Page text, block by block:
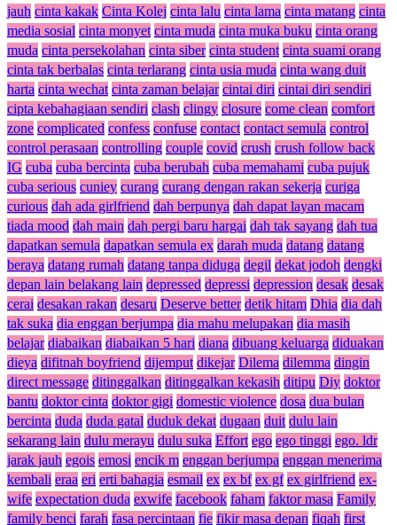
jauh cinta kakak Cinta Kolej cinta lalu cinta lama cinta matang cinta
media sosial cinta monyet cinta muda cinta muka buku cinta orang
muda cinta persekolahan cinta siber cinta student cinta suami orang
cinta tak berbalas cinta terlarang cinta usia muda cinta wang duit
harta cinta wechat cinta zaman belajar cintai diri cintai diri sendiri
cipta kebahagiaan sendiri clash clingy closure come clean comfort
zone complicated confess confuse contact contact semula control
control perasaan controlling couple covid crush crush follow back
IG cuba cuba bercinta cuba berubah cuba memahami cuba pujuk
cuba serious cuniey curang curang dengan rakan sekerja curiga
curious dah ada girlfriend dah berpunya dah dapat layan macam
tiada mood dah main dah pergi baru hargai dah tak sayang dah tua
dapatkan semula dapatkan semula ex darah muda datang datang
beraya datang rumah datang tanpa diduga degil dekat jodoh dengki
depan lain belakang lain depressed depressi depression desak desak
cerai desakan rakan desaru Deserve better detik hitam Dhia dia dah
tak suka dia enggan berjumpa dia mahu melupakan dia masih
belajar diabaikan diabaikan 5 hari diana dibuang keluarga diduakan
dieya difitnah boyfriend dijemput dikejar Dilema dilemma dingin
direct message ditinggalkan ditinggalkan kekasih ditipu Diy doktor
bantu doktor cinta doktor gigi domestic violence dosa dua bulan
bercinta duda duda gatal duduk dekat dugaan duit dulu lain
sekarang lain dulu merayu dulu suka Effort ego ego tinggi ego. ldr
jarak jauh egois emosi encik m enggan berjumpa enggan menerima
kembali eraa eri erti bahagia esmail ex ex bf ex gf ex girlfriend ex-
wife expectation duda exwife facebook faham faktor masa Family
family benci farah fasa percintaan fie fikir masa depan fiqah first